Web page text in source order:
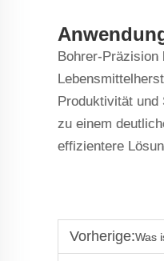
Bohrer-Präzision
Produktivität und
zu einem
effizientere
Vorherige:Was